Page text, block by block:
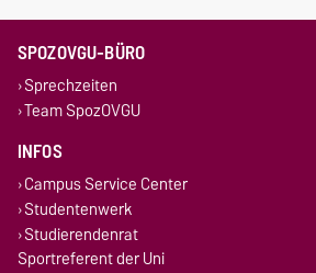
SPOZOVGU-BÜRO
Sprechzeiten
Team SpozOVGU
INFOS
Campus Service Center
Studentenwerk
Studierendenrat
Sportreferent der Uni